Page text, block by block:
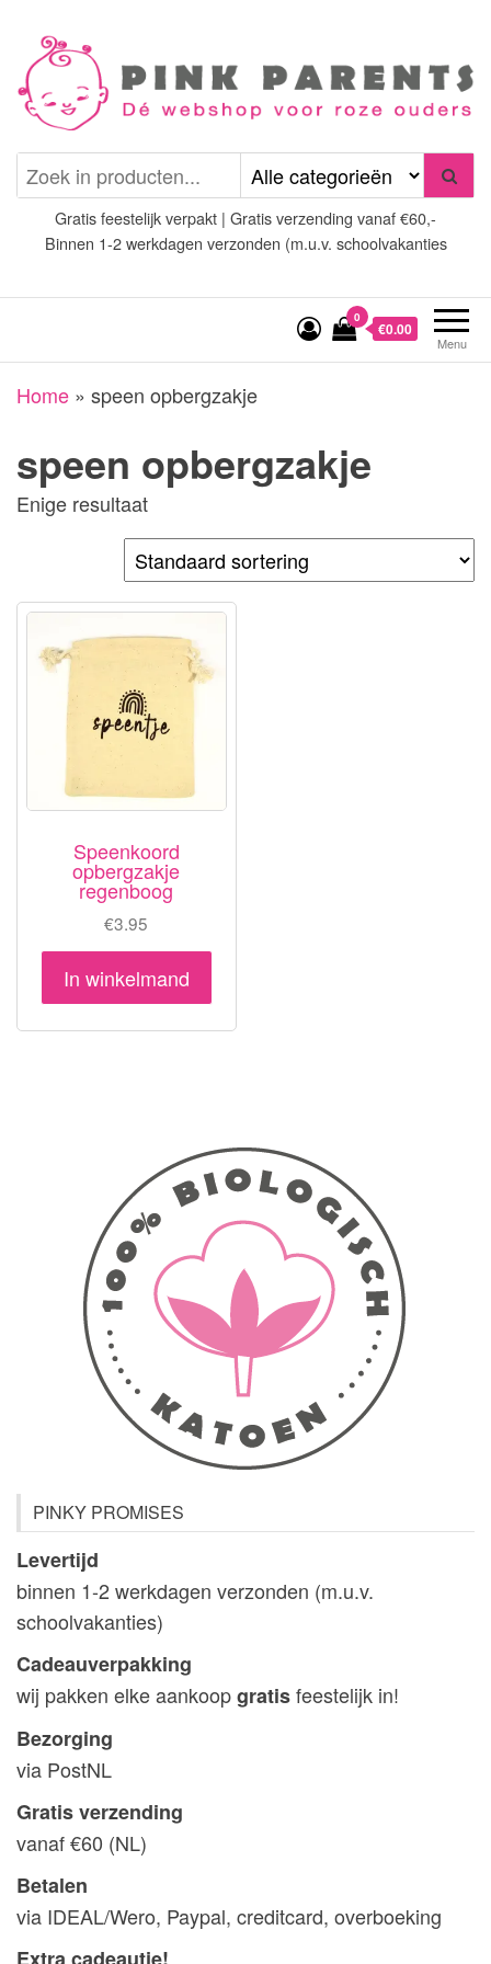
inhoud
Pink Parents
(wens)ouders
Gratis feestelijk verpakt | Gratis verzending vanaf €60,-
Binnen 1-2 werkdagen verzonden (m.u.v. schoolvakanties
Menu
0
€0.00
Home » speen opbergzakje
speen opbergzakje
Enige resultaat
Speenkoord
opbergzakje
regenboog
€3.95
In winkelmand
PINKY PROMISES
Levertijd
binnen 1-2 werkdagen verzonden (m.u.v.
schoolvakanties)
Cadeauverpakking
wij pakken elke aankoopgratisfeestelijk in!
Bezorging
via PostNL
Gratis verzending
vanaf €60 (NL)
Betalen
via IDEAL/Wero, Paypal, creditcard, overboeking
Extra cadeautje!